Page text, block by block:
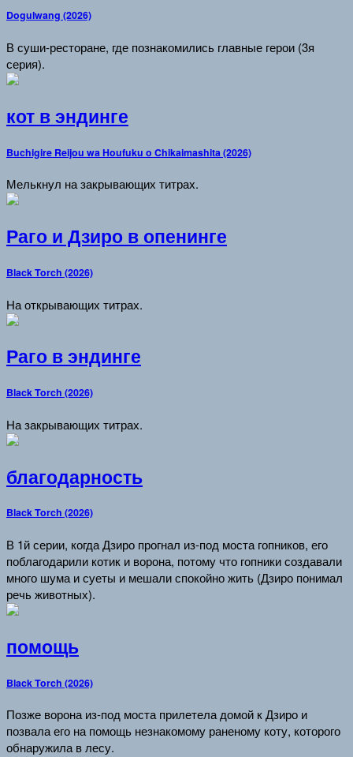
Dogulwang (2026)
В суши-ресторане, где познакомились главные герои (3я
серия).
кот в эндинге
Buchigire Reijou wa Houfuku o Chikaimashita (2026)
Мелькнул на закрывающих титрах.
Раго и Дзиро в опенинге
Black Torch (2026)
На открывающих титрах.
Раго в эндинге
Black Torch (2026)
На закрывающих титрах.
благодарность
Black Torch (2026)
В 1й серии, когда Дзиро прогнал из-под моста гопников, его
поблагодарили котик и ворона, потому что гопники создавали
много шума и суеты и мешали спокойно жить (Дзиро понимал
речь животных).
помощь
Black Torch (2026)
Позже ворона из-под моста прилетела домой к Дзиро и
позвала его на помощь незнакомому раненому коту, которого
обнаружила в лесу.